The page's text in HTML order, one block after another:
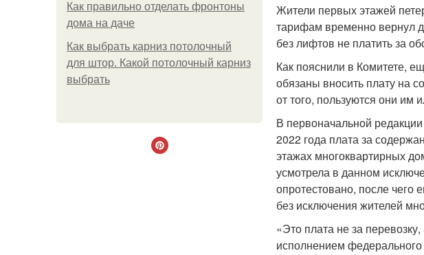
Как правильно отделать фронтоны
дома на даче
Как выбрать карниз потолочный
для штор. Какой потолочный карниз
выбрать
Жители первых этажей
тарифам временно вернул
без лифтов не платить за
Как пояснили в Комитете,
обязаны вносить плату на
от того, пользуются они им
В первоначальной
2022 года плата за
этажах многоквартирных
усмотрела в данном
опротестовано, после чего
без исключения жителей
«Это плата не за
исполнением